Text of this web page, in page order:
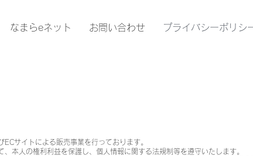
なまらeネット お問い合わせ プライバシーポリシ
サイトによる販売事業を行っております。
本人の権利利益を保護し、個人情報に関する法規制等を遵守いたします。